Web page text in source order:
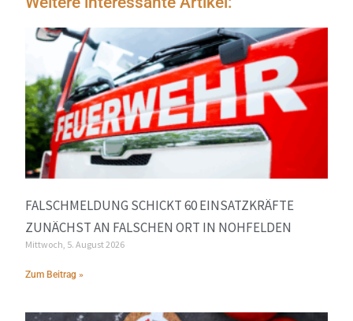
FALSCHMELDUNG SCHICKT 60 EINSATZKRÄFTE
ZUNÄCHST AN FALSCHEN ORT IN NOHFELDEN
Mittwoch, 5. August 2026
Zum Beitrag »